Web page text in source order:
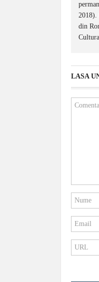
2018).
din
LASA